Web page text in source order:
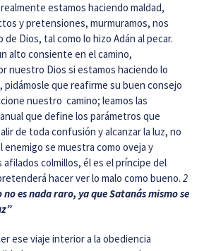
estamos haciendo maldad,
y pretensiones, murmuramos, nos
Dios, tal como lo hizo Adán al pecar.
alto consiente en el camino,
nuestro Dios si estamos haciendo lo
que reafirme su buen consejo
nuestro camino; leamos las
que define los parámetros que
de toda confusión y alcanzar la luz, no
enemigo se muestra como oveja y
colmillos, él es el príncipe del
hacer ver lo malo como bueno. 2
no es nada raro, ya que Satanás mismo se
”
ese viaje interior a la obediencia